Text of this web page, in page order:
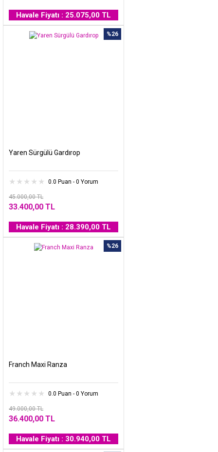
Havale Fiyatı : 25.075,00 TL
%26
Yaren Sürgülü Gardırop
0.0 Puan - 0 Yorum
45.000,00 TL
33.400,00 TL
Havale Fiyatı : 28.390,00 TL
%26
Franch Maxi Ranza
0.0 Puan - 0 Yorum
49.000,00 TL
36.400,00 TL
Havale Fiyatı : 30.940,00 TL